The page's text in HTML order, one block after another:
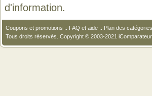
d'information.
Coupons et promotions :: FAQ et aide :: Plan des catégories
Tous droits réservés. Copyright © 2003-2021